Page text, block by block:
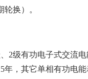
换）。
2级有功电子式交流
，其它单相有功电能